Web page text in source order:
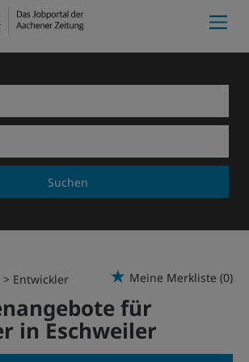
Suchen
Entwickler Meine Merkliste (0)
für
in Eschweiler